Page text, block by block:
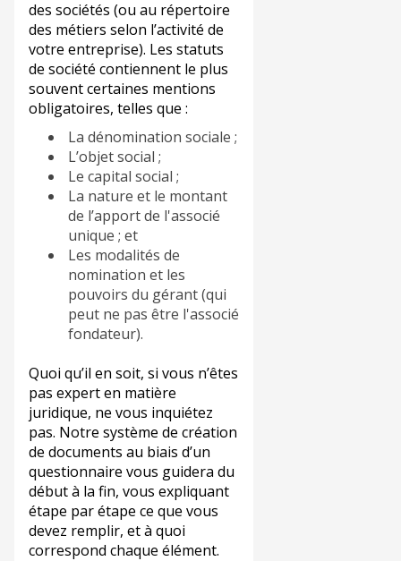
des sociétés (ou au répertoire
des métiers selon l’activité de
votre entreprise). Les statuts
de société contiennent le plus
souvent certaines mentions
obligatoires, telles que :
La dénomination sociale ;
L’objet social ;
Le capital social ;
La nature et le montant
de l’apport de l'associé
unique ; et
Les modalités de
nomination et les
pouvoirs du gérant (qui
peut ne pas être l'associé
fondateur).
Quoi qu’il en soit, si vous n’êtes
pas expert en matière
juridique, ne vous inquiétez
pas. Notre système de création
de documents au biais d’un
questionnaire vous guidera du
début à la fin, vous expliquant
étape par étape ce que vous
devez remplir, et à quoi
correspond chaque élément.